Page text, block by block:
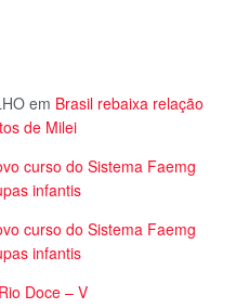
em Brasil rebaixa relação
de Milei
curso do Sistema Faemg
infantis
curso do Sistema Faemg
infantis
Doce – V